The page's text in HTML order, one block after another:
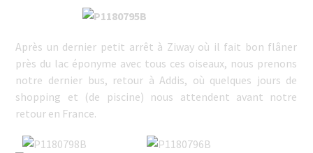
Après un dernier petit arrêt à Ziway où il fait bon flâner
près du lac éponyme avec tous ces oiseaux, nous prenons
notre dernier bus, retour à Addis, où quelques jours de
shopping et (de piscine) nous attendent avant notre
retour en France.